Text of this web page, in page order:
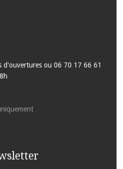
d'ouvertures ou 06 70 17 66 61